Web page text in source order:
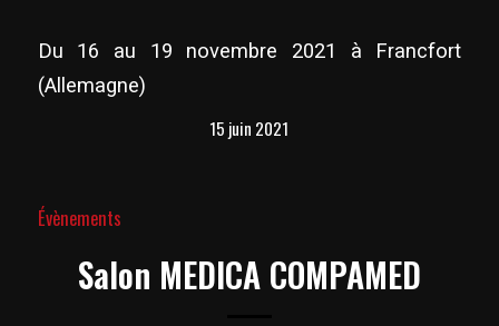
Du 16 au 19 novembre 2021 à Francfort
(Allemagne)
15 juin 2021
Évènements
Salon MEDICA COMPAMED